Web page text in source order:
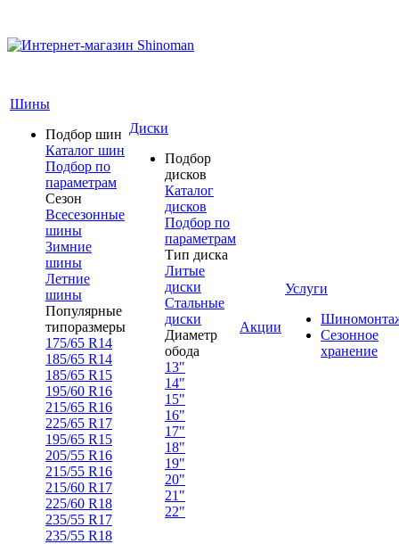
Шины
Подбор шин
Каталог шин
Подбор по
параметрам
Сезон
Всесезонные
шины
Зимние
шины
Летние
шины
Популярные
типоразмеры
175/65 R14
185/65 R14
185/65 R15
195/60 R16
215/65 R16
225/65 R17
195/65 R15
205/55 R16
215/55 R16
215/60 R17
225/60 R18
235/55 R17
235/55 R18
Диски
Подбор
дисков
Каталог
дисков
Подбор по
параметрам
Тип диска
Литые
диски
Стальные
диски
Диаметр
обода
13"
14"
15"
16"
17"
18"
19"
20"
21"
22"
Акции
Услуги
Сезонное
хранение